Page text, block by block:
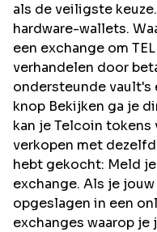
als de veiligste
hardware-wallets.
een exchange om
verhandelen door
ondersteunde vault's
knop Bekijken ga je
kan je Telcoin tokens
verkopen met
hebt gekocht: Meld
exchange. Als je
opgeslagen in een
exchanges waarop je